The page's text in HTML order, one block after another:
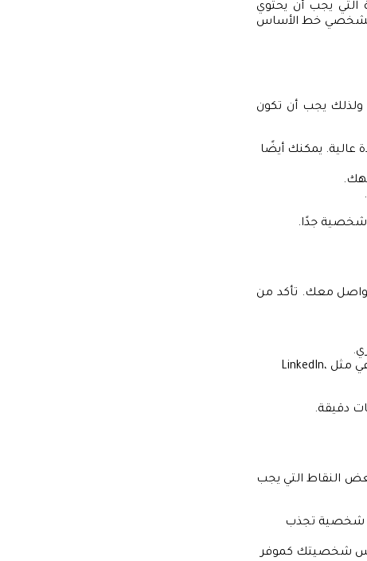
التي يجب أن يحتوي
الشخصي خط الأساس
ولذلك يجب أن تكون
يمكنك أيضًا
شخصية جدًا.
معك. تأكد من
: أضف روابط لحساباتك على منصات التواصل الاجتماعي مثل LinkedIn،
دقيقة.
النقاط التي يجب
شخصية تجذب
شخصيتك كموفر